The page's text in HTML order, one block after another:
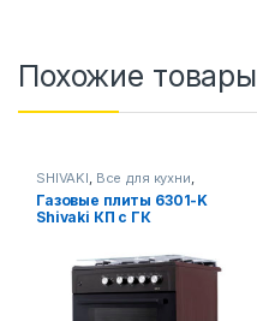
Похожие товары
SHIVAKI, Все для кухни,
Газовые плиты
Газовые плиты 6301-K
Shivaki КП с ГК